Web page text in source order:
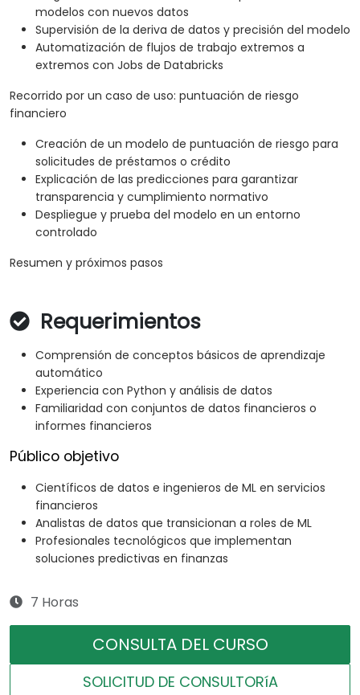
modelos con nuevos datos
Supervisión de la deriva de datos y precisión del modelo
Automatización de flujos de trabajo extremos a
extremos con Jobs de Databricks
Recorrido por un caso de uso: puntuación de riesgo
financiero
Creación de un modelo de puntuación de riesgo para
solicitudes de préstamos o crédito
Explicación de las predicciones para garantizar
transparencia y cumplimiento normativo
Despliegue y prueba del modelo en un entorno
controlado
Resumen y próximos pasos
Requerimientos
Comprensión de conceptos básicos de aprendizaje
automático
Experiencia con Python y análisis de datos
Familiaridad con conjuntos de datos financieros o
informes financieros
Público objetivo
Científicos de datos e ingenieros de ML en servicios
financieros
Analistas de datos que transicionan a roles de ML
Profesionales tecnológicos que implementan
soluciones predictivas en finanzas
7 Horas
CONSULTA DEL CURSO
SOLICITUD DE CONSULTORíA